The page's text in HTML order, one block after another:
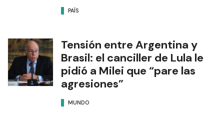
PAÍS
Tensión entre Argentina y
Brasil: el canciller de Lula le
pidió a Milei que “pare las
agresiones”
MUNDO